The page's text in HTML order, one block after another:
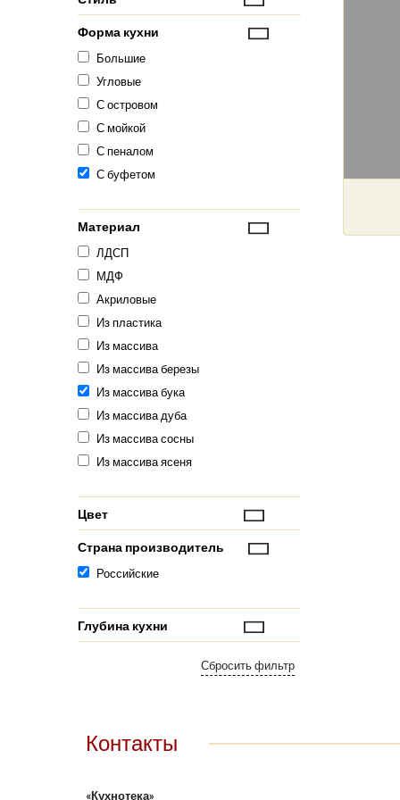
Форма кухни
Большие
Угловые
С островом
С мойкой
С пеналом
С буфетом
Материал
ЛДСП
МДФ
Акриловые
Из пластика
Из массива
Из массива березы
Из массива бука
Из массива дуба
Из массива сосны
Из массива ясеня
Цвет
Страна производитель
Российские
Глубина кухни
Контакты
«Кухнотека»